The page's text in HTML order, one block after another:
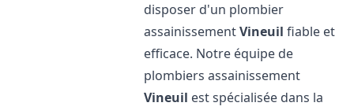
disposer d'un plombier
assainissementVineuil fiable et
efficace. Notre équipe de
plombiers assainissement
Vineuil est spécialisée dans la